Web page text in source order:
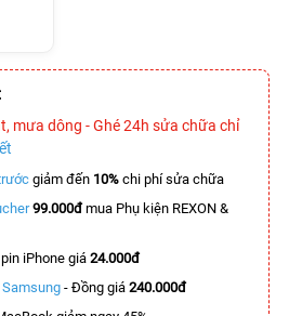
mưa dông - Ghé 24h sửa chữa chỉ
giảm đến 10% chi phí sửa chữa
99.000đmua Phụ kiện REXON &
iPhone giá 24.000đ
- Đồng giá 240.000đ